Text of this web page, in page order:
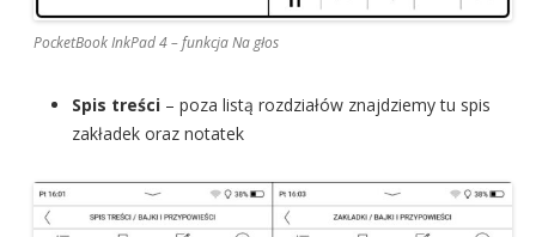
PocketBook InkPad 4 – funkcja Na głos
Spis treści – poza listą rozdziałów znajdziemy tu spis
zakładek oraz notatek